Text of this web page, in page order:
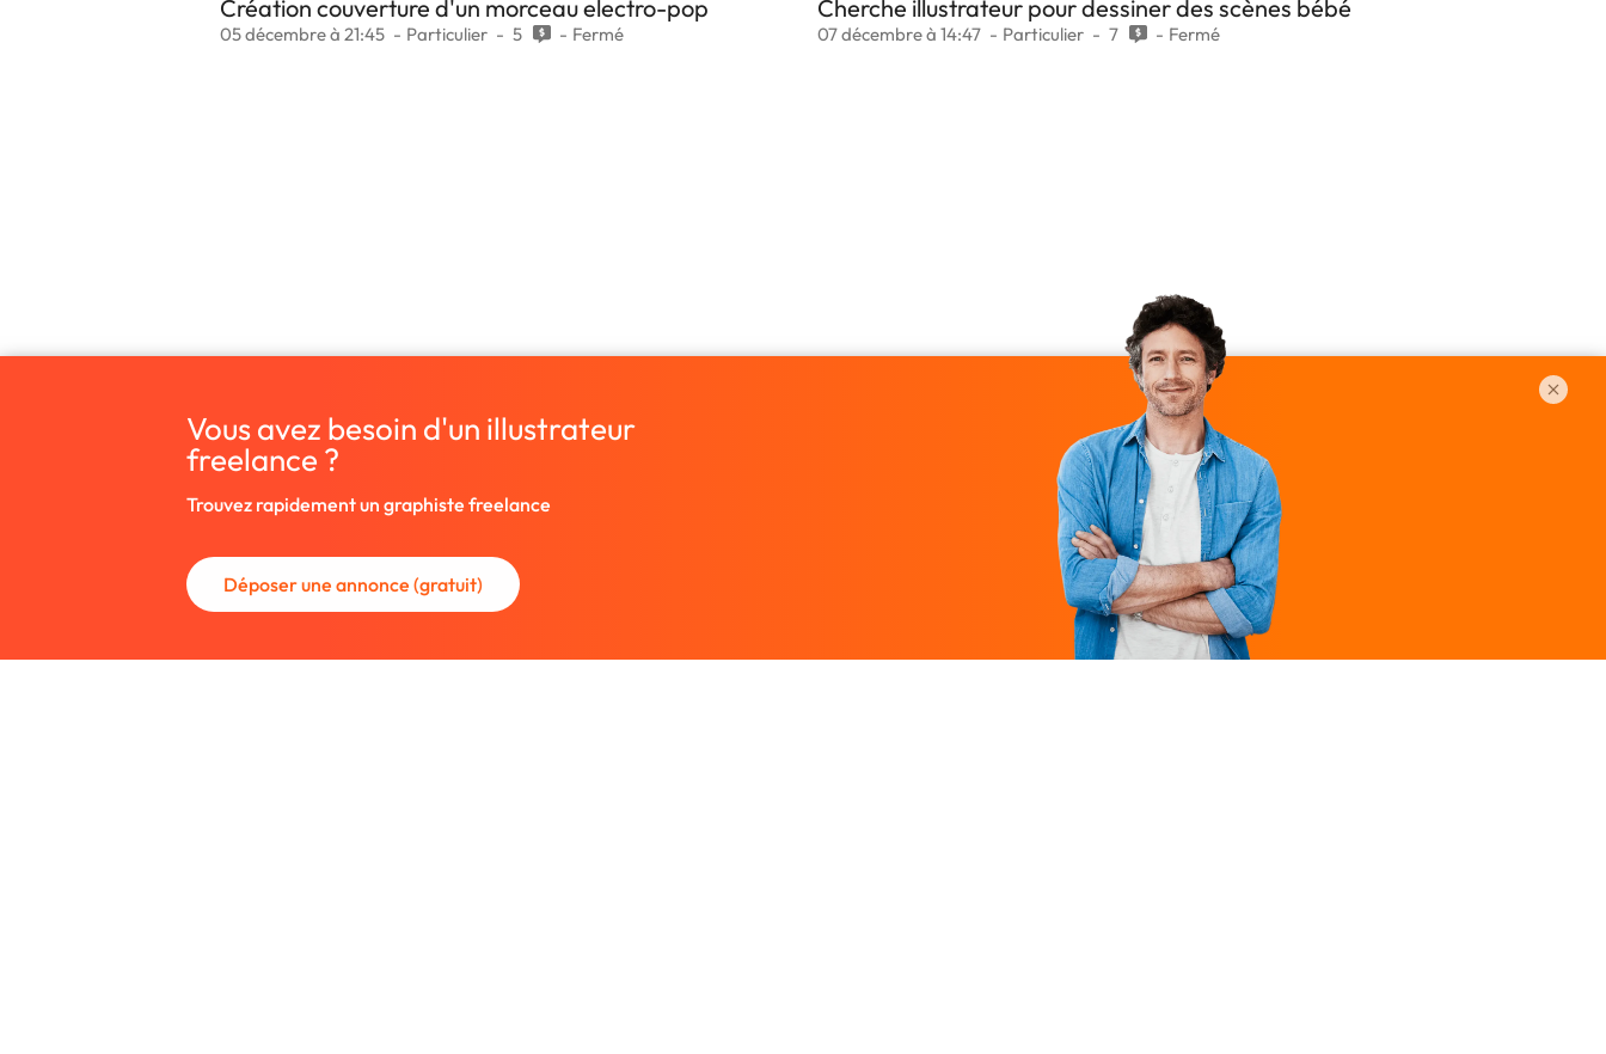
Création couverture d'un morceau electro-pop
05 décembre à 21:45 Particulier 5 Fermé
Cherche illustrateur pour dessiner des scènes bébé
07 décembre à 14:47 Particulier 7 Fermé
Vous avez besoin d'un illustrateur
freelance ?
Trouvez rapidement un graphiste freelance
Déposer une annonce (gratuit)